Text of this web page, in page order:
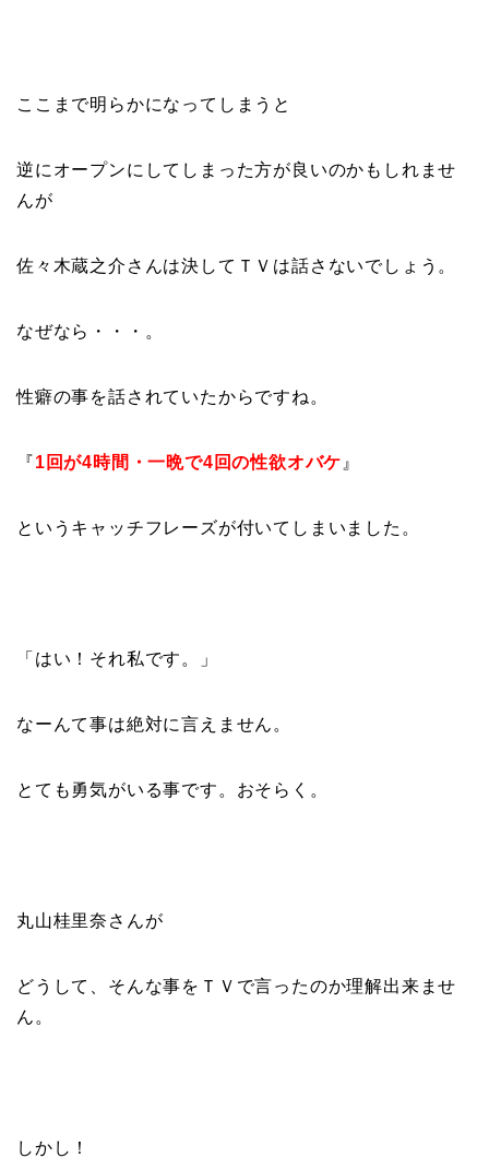
ここまで明らかになってしまうと
逆にオープンにしてしまった方が良いのかもしれませ
んが
佐々木蔵之介さんは決してＴＶは話さないでしょう。
なぜなら・・・。
性癖の事を話されていたからですね。
『1回が4時間・一晩で4回の性欲オバケ 』
というキャッチフレーズが付いてしまいました。
「はい！それ私です。」
なーんて事は絶対に言えません。
とても勇気がいる事です。おそらく。
丸山桂里奈さんが
どうして、そんな事をＴＶで言ったのか理解出来ませ
ん。
しかし！